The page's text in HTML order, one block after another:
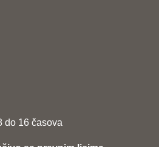
do 16 časova